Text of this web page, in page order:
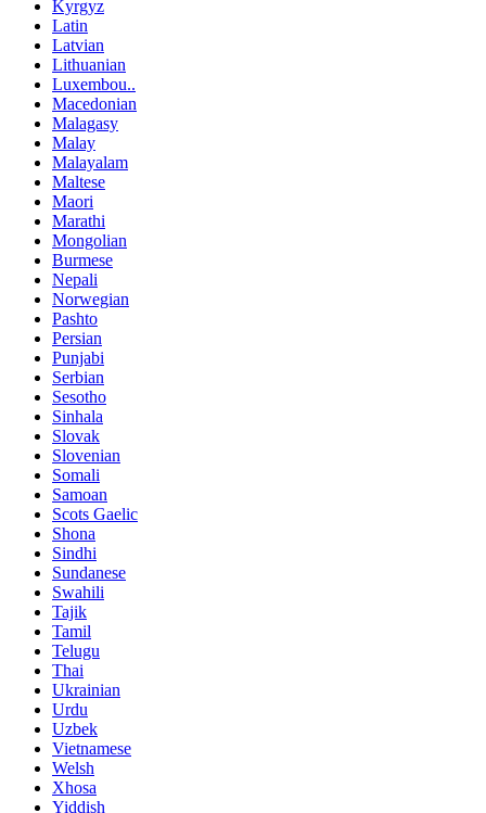
Kyrgyz
Latin
Latvian
Lithuanian
Luxembou..
Macedonian
Malagasy
Malay
Malayalam
Maltese
Maori
Marathi
Mongolian
Burmese
Nepali
Norwegian
Pashto
Persian
Punjabi
Serbian
Sesotho
Sinhala
Slovak
Slovenian
Somali
Samoan
Scots Gaelic
Shona
Sindhi
Sundanese
Swahili
Tajik
Tamil
Telugu
Thai
Ukrainian
Urdu
Uzbek
Vietnamese
Welsh
Xhosa
Yiddish